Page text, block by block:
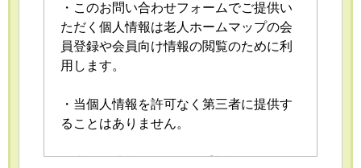
・このお問い合わせフォームでご提供い
ただく個人情報は老人ホームマップの会
員登録や会員向け情報の閲覧のために利
用します。
・当個人情報を許可なく第三者に提供す
ることはありません。